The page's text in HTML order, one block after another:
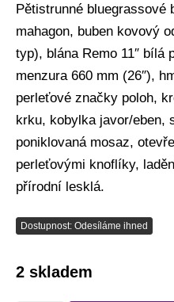
Pětistrunné bluegrassové
mahagon, buben kovový
typ), blána Remo 11″ bílá
menzura 660 mm (26″),
perleťové značky poloh,
krku, kobylka javor/eben,
poniklovaná mosaz,
perleťovými knoflíky,
přírodní lesklá.
Dostupnost: Odesíláme ihned
2 skladem